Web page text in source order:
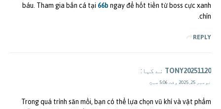
báu. Tham gia bắn cá tại 66b ngay để hốt tiền từ boss cực xanh
chín.
REPLY
TONY20251120 نے کہا:
نومبر 25, 2025 وقت 5:06 صبح
Trong quá trình săn mồi, bạn có thể lựa chọn vũ khí và vật phẩm